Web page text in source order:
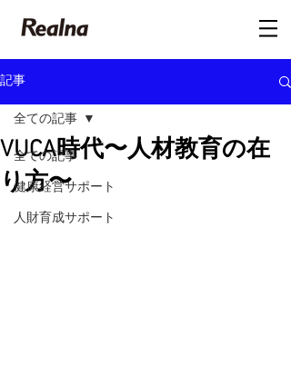
記事
全ての記事
健康経営サポート
人財育成サポート
全ての記事
VUCA時代〜人材教育の在
り方〜